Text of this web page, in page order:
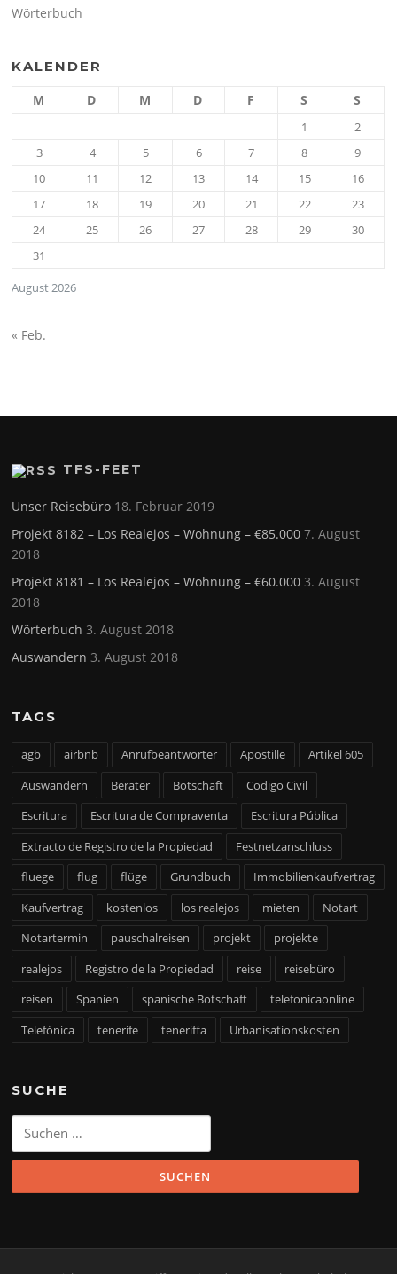
Wörterbuch
KALENDER
August 2026
M D M D F S S
1
2
3
4 5 6 7 8
9
10
11 12 13 14 15
16
17
18 19 20 21 22
23
24
25 26 27 28 29
30
31
« Feb.
TFS-FEET
Unser Reisebüro 18. Februar 2019
Projekt 8182 – Los Realejos – Wohnung – €85.000 7. August
2018
Projekt 8181 – Los Realejos – Wohnung – €60.000 3. August
2018
Wörterbuch 3. August 2018
Auswandern 3. August 2018
TAGS
agb airbnb Anrufbeantworter Apostille
Artikel 605
Auswandern
Berater Botschaft
Codigo Civil
Escritura
Escritura de Compraventa
Escritura Pública
Extracto de Registro de la Propiedad
Festnetzanschluss
fluege
flug flüge Grundbuch
Immobilienkaufvertrag
Kaufvertrag
kostenlos los realejos mieten
Notart
Notartermin
pauschalreisen projekt
projekte
realejos
Registro de la Propiedad reise
reisebüro
reisen
Spanien spanische Botschaft
telefonicaonline
Telefónica
tenerife teneriffa Urbanisationskosten
SUCHE
Suchen